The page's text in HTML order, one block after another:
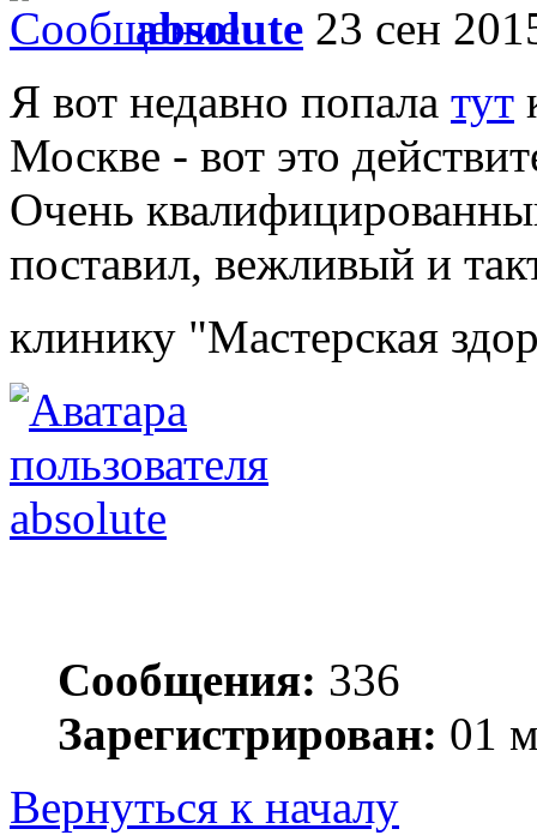
absolute 23 сен
Я вот недавно попала тут
Москве - вот это
Очень
поставил, вежливый и
клинику "Мастерская
absolute
Сообщения: 336
Зарегистрирован: 01
Вернуться к началу